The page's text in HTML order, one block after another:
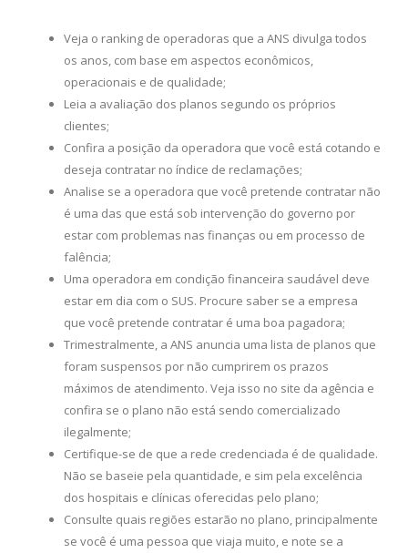
Veja o ranking de operadoras que a ANS divulga todos
os anos, com base em aspectos econômicos,
operacionais e de qualidade;
Leia a avaliação dos planos segundo os próprios
clientes;
Confira a posição da operadora que você está cotando e
deseja contratar no índice de reclamações;
Analise se a operadora que você pretende contratar não
é uma das que está sob intervenção do governo por
estar com problemas nas finanças ou em processo de
falência;
Uma operadora em condição financeira saudável deve
estar em dia com o SUS. Procure saber se a empresa
que você pretende contratar é uma boa pagadora;
Trimestralmente, a ANS anuncia uma lista de planos que
foram suspensos por não cumprirem os prazos
máximos de atendimento. Veja isso no site da agência e
confira se o plano não está sendo comercializado
ilegalmente;
Certifique-se de que a rede credenciada é de qualidade.
Não se baseie pela quantidade, e sim pela excelência
dos hospitais e clínicas oferecidas pelo plano;
Consulte quais regiões estarão no plano, principalmente
se você é uma pessoa que viaja muito, e note se a